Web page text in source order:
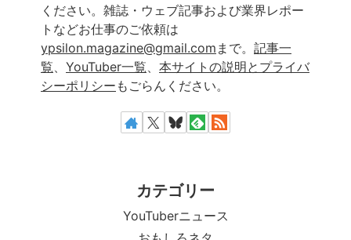
ください。雑誌・ウェブ記事および業界レポー
トなどお仕事のご依頼は
ypsilon.magazine@gmail.com まで。 記事一
覧
YouTuber一覧
本サイトの説明とプライバ
シーポリシー もごらんください。
カテゴリー
YouTuberニュース